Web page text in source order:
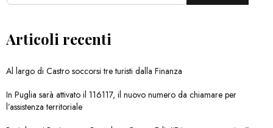
Articoli recenti
Al largo di Castro soccorsi tre turisti dalla Finanza
In Puglia sarà attivato il 116117, il nuovo numero da chiamare per
l’assistenza territoriale